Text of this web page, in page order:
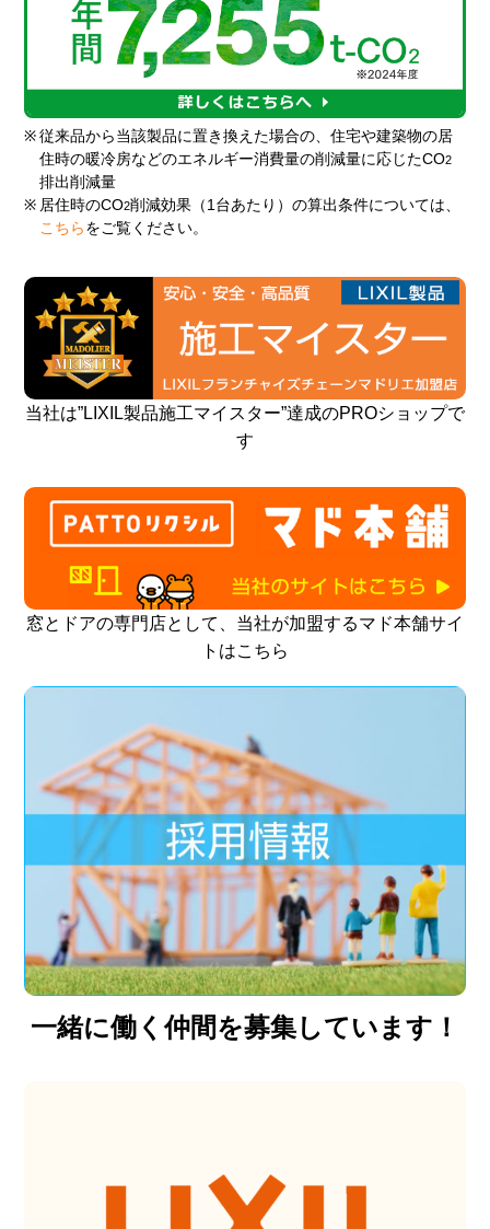
※ 従来品から当該製品に置き換えた場合の、住宅や建築物の居
住時の暖冷房などのエネルギー消費量の削減量に応じたCO2
排出削減量
※ 居住時のCO2削減効果（1台あたり）の算出条件については、
こちら をご覧ください。
当社は”LIXIL製品施工マイスター”達成のPROショップで
す
窓とドアの専門店として、当社が加盟するマド本舗サイ
トはこちら
一緒に働く仲間を募集しています！